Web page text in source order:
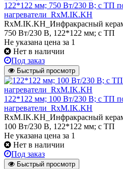
122*122 мм; 750 Вт/230 В; с ТП
нагреватели_RxM.IK.KH
RxM.IK.KH_Инфракрасный
750 Вт/230 В, 122*122 мм; с ТП
Не указана цена за 1
Нет в наличии
Под заказ
Быстрый просмотр
122*122 мм; 100 Вт/230 В; с ТП
нагреватели_RxM.IK.KH
RxM.IK.KH_Инфракрасный
100 Вт/230 В, 122*122 мм; с ТП
Не указана цена за 1
Нет в наличии
Под заказ
Быстрый просмотр